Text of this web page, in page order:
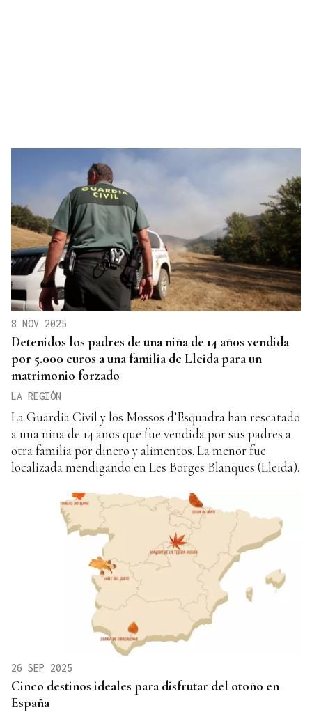
8 NOV 2025
Detenidos los padres de una niña de 14 años vendida
por 5.000 euros a una familia de Lleida para un
matrimonio forzado
LA REGIÓN
La Guardia Civil y los Mossos d’Esquadra han rescatado
a una niña de 14 años que fue vendida por sus padres a
otra familia por dinero y alimentos. La menor fue
localizada mendigando en Les Borges Blanques (Lleida).
26 SEP 2025
Cinco destinos ideales para disfrutar del otoño en
España